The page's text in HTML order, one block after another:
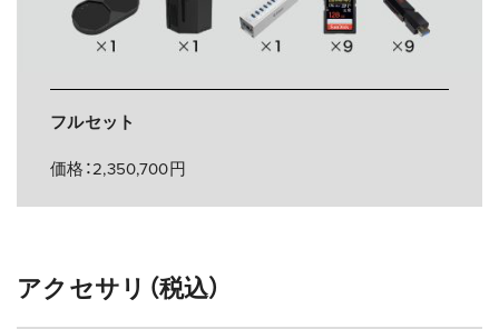
フルセット
価格：2,350,700円
アクセサリ（税込）